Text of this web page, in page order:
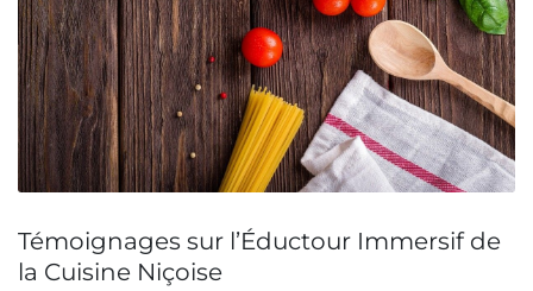
Témoignages sur l’Éductour Immersif de
la Cuisine Niçoise